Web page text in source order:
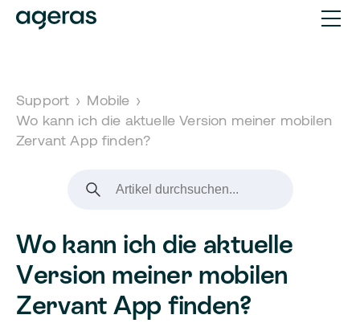
Support › Mobile ›
Wo kann ich die aktuelle Version meiner mobilen
Zervant App finden?
Wo kann ich die aktuelle
Version meiner mobilen
Zervant App finden?